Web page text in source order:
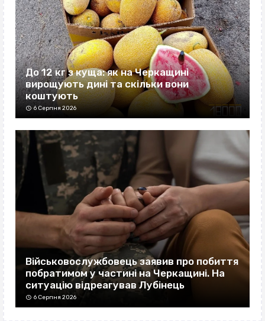
До 12 кг з куща: як на Черкащині
вирощують дині та скільки вони
коштують
6 Серпня 2026
Військовослужбовець заявив про побиття
побратимом у частині на Черкащині. На
ситуацію відреагував Лубінець
6 Серпня 2026